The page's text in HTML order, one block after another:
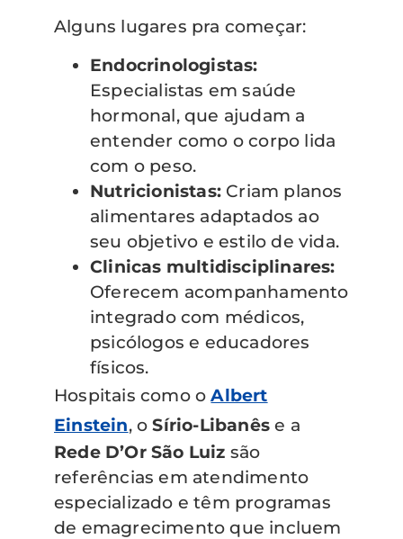
Alguns lugares pra começar:
Endocrinologistas:
Especialistas em saúde
hormonal, que ajudam a
entender como o corpo lida
com o peso.
Nutricionistas: Criam planos
alimentares adaptados ao
seu objetivo e estilo de vida.
Clinicas multidisciplinares:
Oferecem acompanhamento
integrado com médicos,
psicólogos e educadores
físicos.
Hospitais como oAlbert
Einstein, oSírio-Libanês e a
Rede D’Or São Luiz são
referências em atendimento
especializado e têm programas
de emagrecimento que incluem